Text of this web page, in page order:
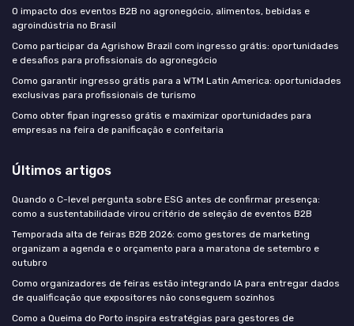
O impacto dos eventos B2B no agronegócio, alimentos, bebidas e
agroindústria no Brasil
Como participar da Agrishow Brazil com ingresso grátis: oportunidades
e desafios para profissionais do agronegócio
Como garantir ingresso grátis para a WTM Latin America: oportunidades
exclusivas para profissionais de turismo
Como obter fipan ingresso grátis e maximizar oportunidades para
empresas na feira de panificação e confeitaria
Últimos artigos
Quando o C-level pergunta sobre ESG antes de confirmar presença:
como a sustentabilidade virou critério de seleção de eventos B2B
Temporada alta de feiras B2B 2026: como gestores de marketing
organizam a agenda e o orçamento para a maratona de setembro e
outubro
Como organizadores de feiras estão integrando IA para entregar dados
de qualificação que expositores não conseguem sozinhos
Como a Queima do Porto inspira estratégias para gestores de